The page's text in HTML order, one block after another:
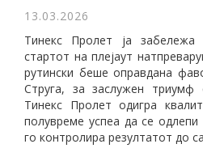
13.03.2026
Тинекс Пролет ја
стартот на плејаут
рутински беше оправдана
Струга, за заслужен
Тинекс Пролет одигра
полувреме успеа да се
го контролира резултатот до